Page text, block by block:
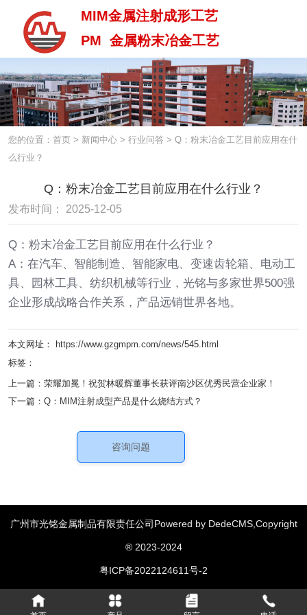
PM 金属粉末治金工艺
中 / En
MIM金属注射成形工艺
PM 金属粉末冶金工艺
您的位置：首页 > 新闻中心 > 行业问答 > Q：粉末冶金工艺目前应用在什
么行业？
Q：粉末冶金工艺目前应用在什么行业？
发布时间： 2025-12-05
Q：粉末冶金工艺目前应用在什么行业？
A：在汽车、智能制造、智能家电、变速齿轮箱、电动工
具、园林工具、纺织机械等行业，光铭与多家世界500强
企业形成战略合作关系，产品远销世界各地。
本文网址： https://www.gzgmpm.com/news/545.html
标签：
上一篇： 荣耀加冕！祝贺林暖辉董事长获评南沙区优秀民营企业家！
下一篇： Q：MIM注射成型产品是什么烧结方式？
咨询问题
消费类电子配件
医疗器械配件 | 通讯设备配件
广州市光铭金属制品有限责任公司Powered by DedeCMS,Copyright
® 2023-2024
粤ICP备2022124611号-2